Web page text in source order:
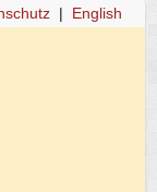
| English